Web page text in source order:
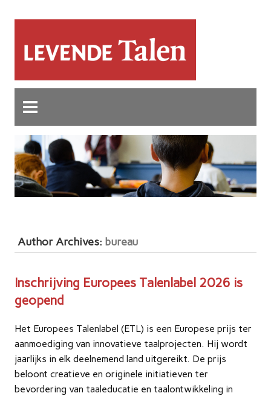
Author Archives: bureau
Inschrijving Europees Talenlabel 2026 is
geopend
Het Europees Talenlabel (ETL) is een Europese prijs ter
aanmoediging van innovatieve taalprojecten. Hij wordt
jaarlijks in elk deelnemend land uitgereikt. De prijs
beloont creatieve en originele initiatieven ter
bevordering van taaleducatie en taalontwikkeling in